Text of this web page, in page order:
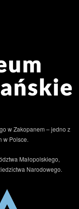
w Zakopanem – jedno z
w Polsce.
Małopolskiego,
Narodowego.